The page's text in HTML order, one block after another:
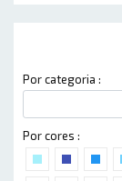
Por categoria :
Por cores :